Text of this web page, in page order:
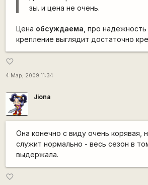
зы. и цена не очень.
Цена обсуждаема , про
крепление выглядит достаточно
favorite_border
4 Мар, 2009 11:34
Jiona
Она конечно с виду очень корявая,
служит нормально - весь сезон в
выдержала.
favorite_border